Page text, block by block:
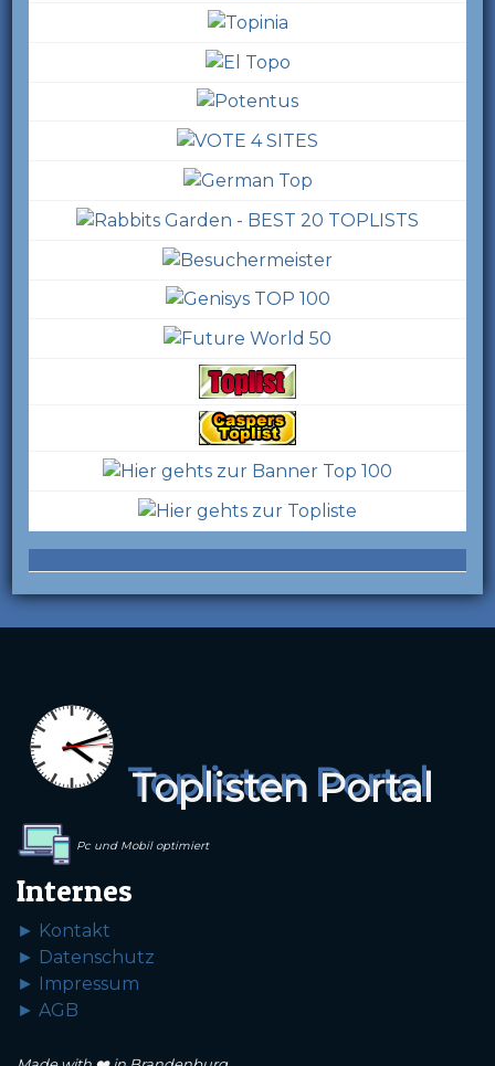
Toplisten Portal
Pc und Mobil optimiert
Internes
► Kontakt
► Datenschutz
► Impressum
► AGB